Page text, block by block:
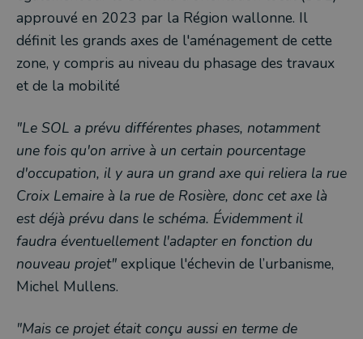
approuvé en 2023 par la Région wallonne. Il
définit les grands axes de l'aménagement de cette
zone, y compris au niveau du phasage des travaux
et de la mobilité
"Le SOL a prévu différentes phases, notamment
une fois qu'on arrive à un certain pourcentage
d'occupation, il y aura un grand axe qui reliera la rue
Croix Lemaire à la rue de Rosière, donc cet axe là
est déjà prévu dans le schéma. Évidemment il
faudra éventuellement l'adapter en fonction du
nouveau projet" explique l'échevin de l’urbanisme,
Michel Mullens.
"Mais ce projet était conçu aussi en terme de